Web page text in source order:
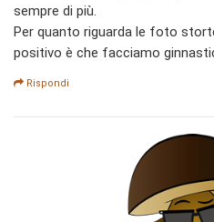
sempre di più.
Per quanto riguarda le foto
positivo è che facciamo
Rispondi